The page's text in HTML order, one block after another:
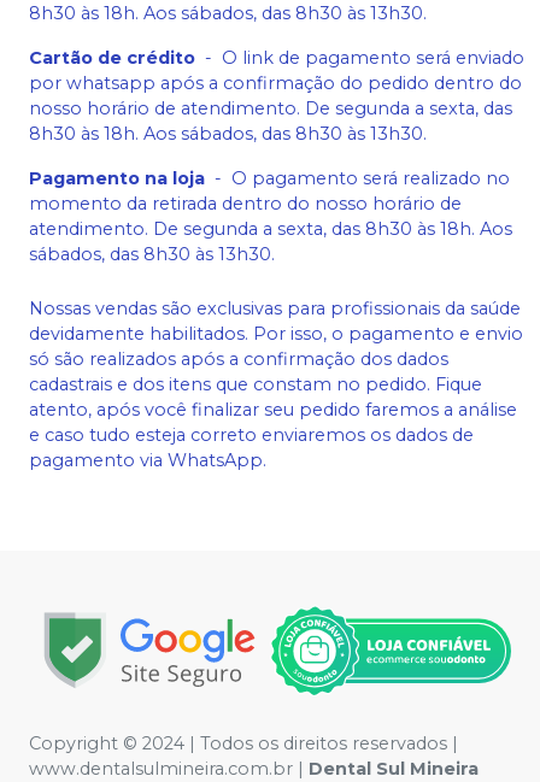
8h30 às 18h. Aos sábados, das 8h30 às 13h30.
Cartão de crédito - O link de pagamento será enviado
por whatsapp após a confirmação do pedido dentro do
nosso horário de atendimento. De segunda a sexta, das
8h30 às 18h. Aos sábados, das 8h30 às 13h30.
Pagamento na loja - O pagamento será realizado no
momento da retirada dentro do nosso horário de
atendimento. De segunda a sexta, das 8h30 às 18h. Aos
sábados, das 8h30 às 13h30.
Nossas vendas são exclusivas para profissionais da saúde
devidamente habilitados. Por isso, o pagamento e envio
só são realizados após a confirmação dos dados
cadastrais e dos itens que constam no pedido. Fique
atento, após você finalizar seu pedido faremos a análise
e caso tudo esteja correto enviaremos os dados de
pagamento via WhatsApp.
Copyright © 2024 | Todos os direitos reservados |
www.dentalsulmineira.com.br | Dental Sul Mineira